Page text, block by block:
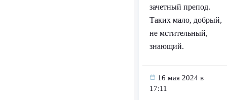
зачетный препод.
Таких мало, добрый,
не мстительный,
знающий.
16 мая 2024 в
17:11